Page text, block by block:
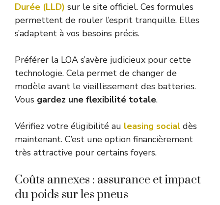
Durée (LLD) sur le site officiel. Ces formules
permettent de rouler l’esprit tranquille. Elles
s’adaptent à vos besoins précis.
Préférer la LOA s’avère judicieux pour cette
technologie. Cela permet de changer de
modèle avant le vieillissement des batteries.
Vous gardez une flexibilité totale.
Vérifiez votre éligibilité au leasing social dès
maintenant. C’est une option financièrement
très attractive pour certains foyers.
Coûts annexes : assurance et impact
du poids sur les pneus